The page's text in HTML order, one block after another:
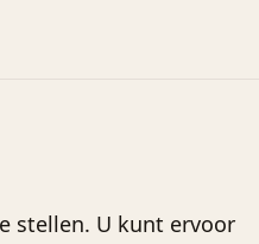
stellen. U kunt ervoor